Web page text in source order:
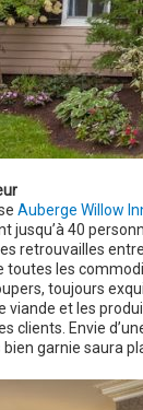
Auberge Willow
jusqu’à 40
retrouvailles
les
toujours
viande et les
clients. Envie
bien garnie saura